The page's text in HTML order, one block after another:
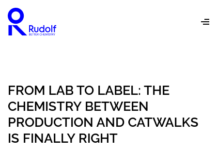
FROM LAB TO LABEL: THE
CHEMISTRY BETWEEN
PRODUCTION AND CATWALKS
IS FINALLY RIGHT